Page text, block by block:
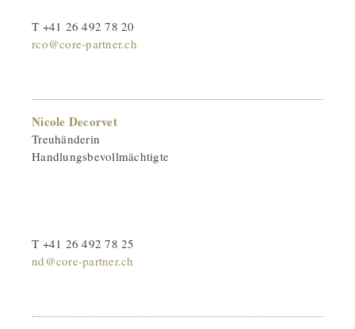
T +41 26 492 78 20
rco@core-partner.ch
Nicole Decorvet
Treuhänderin
Handlungsbevollmächtigte
T +41 26 492 78 25
nd@core-partner.ch